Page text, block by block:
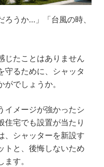
ろうか…」「台風の時、
じたことはありません
守るために、シャッタ
でしょうか。
イメージが強かったシ
住宅でも設置が当たり
、シャッターを新設す
トと、後悔しないため
す。